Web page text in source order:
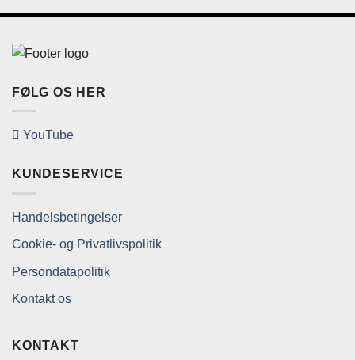
FØLG OS HER
YouTube
KUNDESERVICE
Handelsbetingelser
Cookie- og Privatlivspolitik
Persondatapolitik
Kontakt os
KONTAKT